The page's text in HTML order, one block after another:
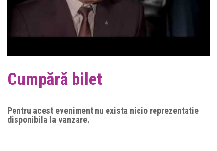
Cumpără bilet
Pentru acest eveniment nu exista nicio reprezentatie
disponibila la vanzare.